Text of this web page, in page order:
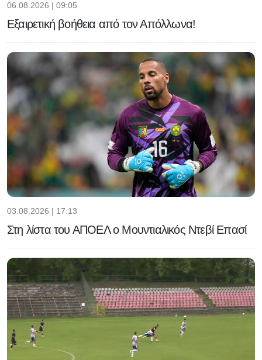
06.08.2026 | 09:05
Εξαιρετική βοήθεια από τον Απόλλωνα!
03.08.2026 | 17:13
Στη λίστα του ΑΠΟΕΛ ο Μουντιαλικός Ντεβί Επασί